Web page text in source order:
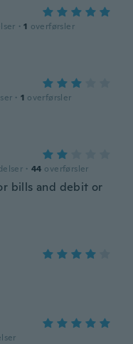
· 1 overførsler
· 1 overførsler
· 44 overførsler
bills and debit or